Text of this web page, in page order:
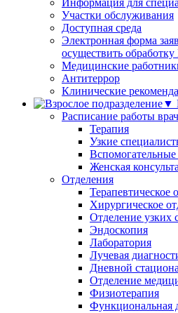
Информация для
Участки обслуживания
Доступная среда
Электронная форма
осуществить
Медицинские
Антитеррор
Клинические
Расписание работы
Терапия
Узкие
Женская
Отделения
Терапевтическое
Хирургическое
Отделение узких
Эндоскопия
Лаборатория
Лучевая
Дневной
Отделение
Физиотерапия
Функциональная